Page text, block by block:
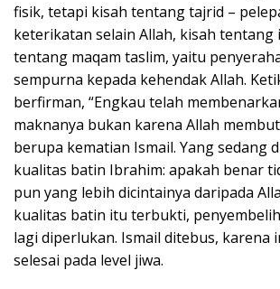
fisik, tetapi kisah tentang tajrid –
keterikatan selain Allah, kisah tentang
tentang maqam taslim, yaitu
sempurna kepada kehendak Allah.
berfirman, “Engkau telah
maknanya bukan karena Allah
berupa kematian Ismail. Yang sedang
kualitas batin Ibrahim: apakah benar
pun yang lebih dicintainya daripada
kualitas batin itu terbukti,
lagi diperlukan. Ismail ditebus, karena
selesai pada level jiwa.